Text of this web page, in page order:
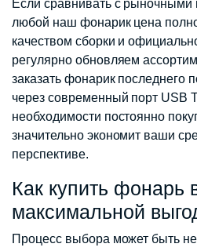
Если сравнивать с
любой наш фонарик цена
качеством сборки и
регулярно обновляем
заказать фонарик последнего
через современный порт USB
необходимости постоянно
значительно экономит ваши
перспективе.
Как купить фонарь
максимальной
Процесс выбора может быть